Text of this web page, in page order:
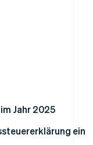
Lösungen für die
Jahr 2025
ein